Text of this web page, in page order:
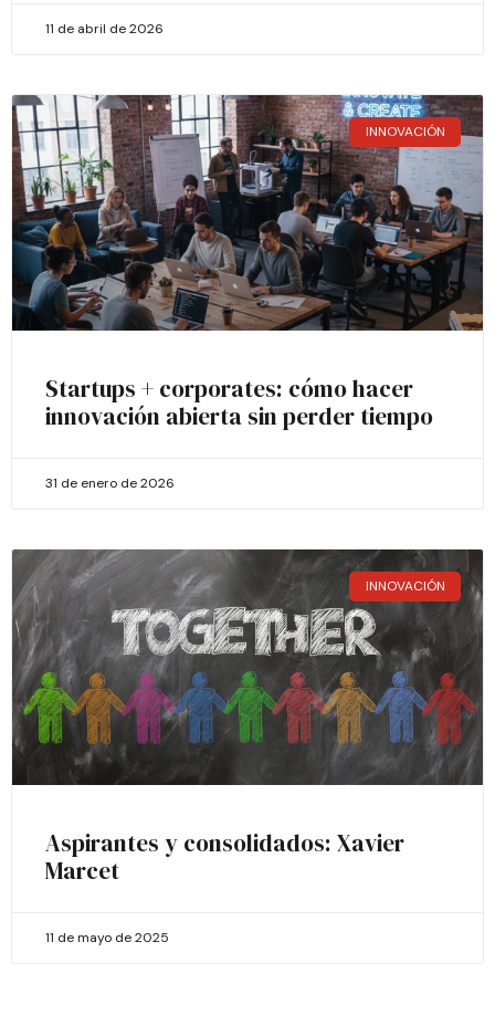
11 de abril de 2026
INNOVACIÓN
Startups + corporates: cómo hacer
innovación abierta sin perder tiempo
31 de enero de 2026
INNOVACIÓN
Aspirantes y consolidados: Xavier
Marcet
11 de mayo de 2025